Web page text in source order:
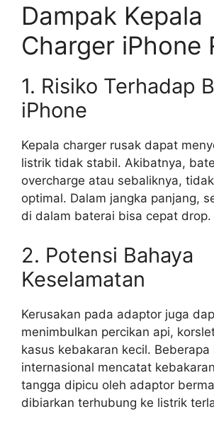
Dampak Kepala
Charger iPhone
1. Risiko Terhadap
iPhone
Kepala charger rusak dapat
listrik tidak stabil. Akibatnya,
overcharge atau sebaliknya,
optimal. Dalam jangka panjang,
di dalam baterai bisa cepat drop.
2. Potensi Bahaya
Keselamatan
Kerusakan pada adaptor juga
menimbulkan percikan api,
kasus kebakaran kecil. Beberapa
internasional mencatat
tangga dipicu oleh adaptor
dibiarkan terhubung ke listrik